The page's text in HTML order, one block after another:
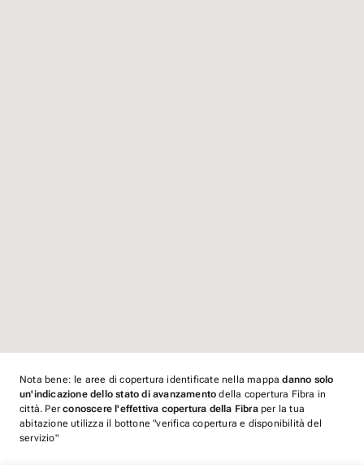
Nota bene: le aree di copertura identificate nella mappadanno solo
un'indicazione dello stato di avanzamento della copertura Fibra in
città. Perconoscere l'effettiva copertura della Fibraper la tua
abitazione utilizza il bottone "verifica copertura e disponibilità del
servizio"